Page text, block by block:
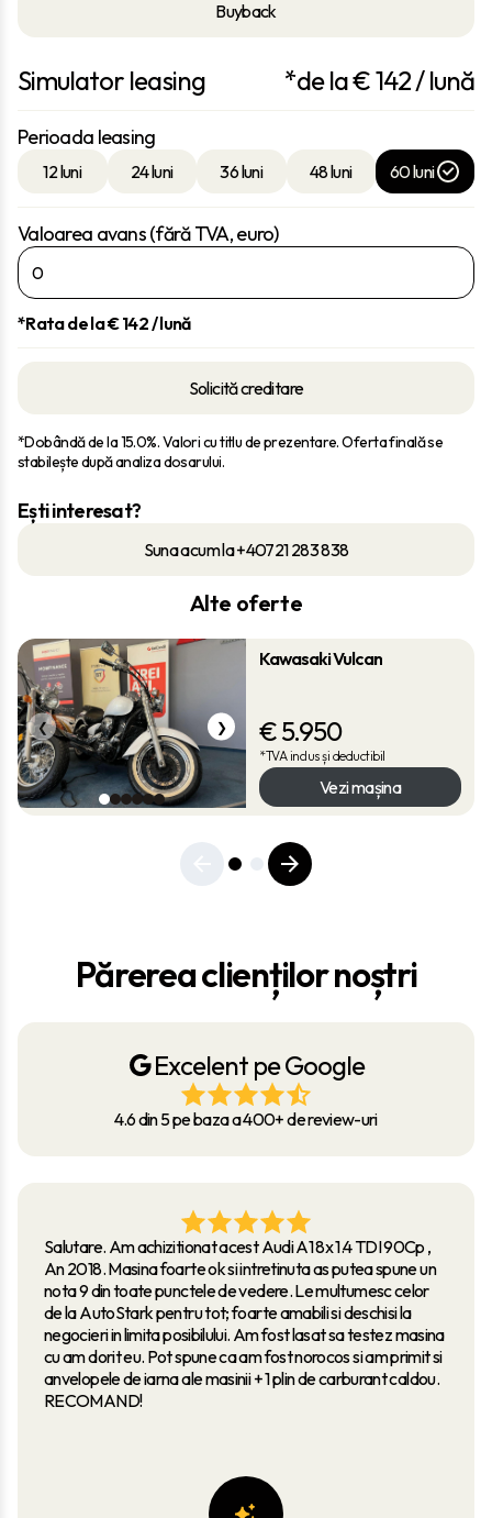
Buyback
Simulator leasing *de la €142/ lună
Perioada leasing
12 luni 24 luni 36 luni 48 luni 60 luni
Valoarea avans (fără TVA, euro)
*Rata de la €142/ lună
Solicită creditare
*Dobândă de la 15.0%. Valori cu titlu de prezentare. Oferta finală se
stabilește după analiza dosarului.
Ești interesat?
Suna acum la +40721 283 838
Alte oferte
❮ ❯
Kawasaki Vulcan
€5.950
*TVA inclus și deductibil
Vezi mașina
Părerea clienților noștri
Excelent pe Google
4.6 din 5 pe baza a 400+ de review-uri
Salutare. Am achizitionat acest Audi A1 8x 1.4 TDI 90Cp ,
An 2018. Masina foarte ok si intretinuta as putea spune un
nota 9 din toate punctele de vedere. Le multumesc celor
de la AutoStark pentru tot; foarte amabili si deschisi la
negocieri in limita posibilului. Am fost lasat sa testez masina
cu am dorit eu. Pot spune ca am fost norocos si am primit si
anvelopele de iarna ale masinii + 1 plin de carburant caldou.
RECOMAND!